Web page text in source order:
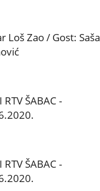
Loš Zao / Gost: Saša
RTV ŠABAC -
RTV ŠABAC -